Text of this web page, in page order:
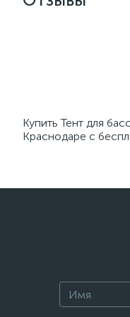
Купить Тент для
Краснодаре с